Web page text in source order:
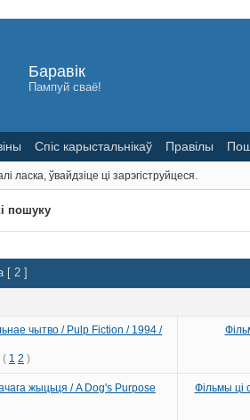
Баравік
Пампуй сваё!
Спіс карыстальнікаў Правілы
ласка, ўвайдзіце ці зарэгіструйцеся.
пошуку
[ 2 ]
чытво / Pulp Fiction / 1994 /
( 1 2 )
жыцьця / A Dog's Purpose
Фільмы ці